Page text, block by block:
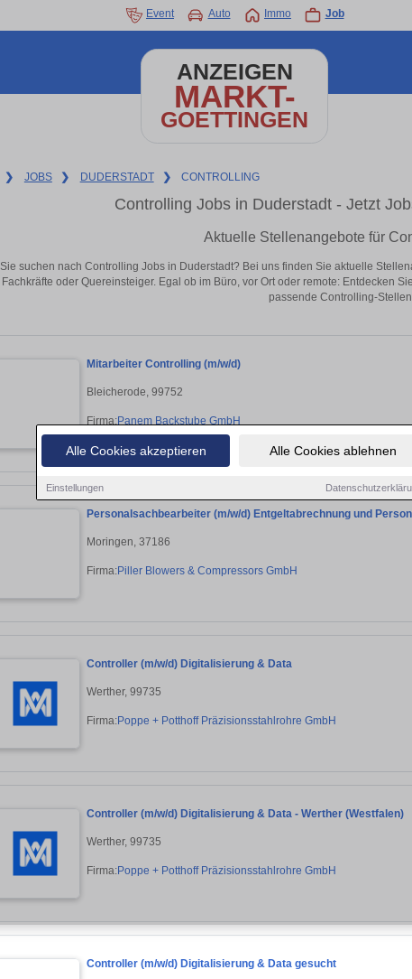
Alle Cookies akzeptieren Alle Cookies ablehnen
Einstellungen
Event Auto Immo Job
ANZEIGEN
MARKT-
GOETTINGEN
❯ JOBS ❯ DUDERSTADT ❯ CONTROLLING
Controlling Jobs in Duderstadt - Jetzt
Aktuelle Stellenangebote für
Sie suchen nach Controlling Jobs in Duderstadt? Bei uns finden Sie aktuelle
Fachkräfte oder Quereinsteiger. Egal ob im Büro, vor Ort oder remote: Entdecken
passende Controlling-
Mitarbeiter Controlling (m/w/d)
Bleicherode, 99752
Firma:Panem Backstube GmbH
Personalsachbearbeiter (m/w/d) Entgeltabrechnung und
Moringen, 37186
Firma:Piller Blowers & Compressors GmbH
Controller (m/w/d) Digitalisierung & Data
Werther, 99735
Firma:Poppe + Potthoff Präzisionsstahlrohre GmbH
Controller (m/w/d) Digitalisierung & Data - Werther (Westfalen)
Werther, 99735
Firma:Poppe + Potthoff Präzisionsstahlrohre GmbH
Controller (m/w/d) Digitalisierung & Data gesucht